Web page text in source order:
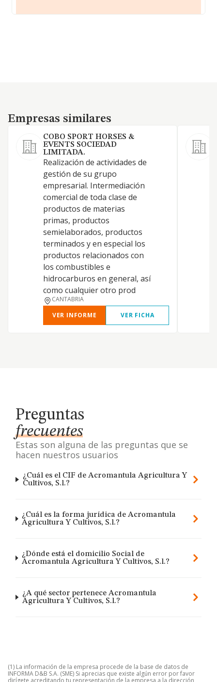
Empresas similares
Empresas similares
COBO SPORT HORSES &
EVENTS SOCIEDAD
LIMITADA.
Realización de actividades de
gestión de su grupo
empresarial. Intermediación
comercial de toda clase de
productos de materias
primas, productos
semielaborados, productos
terminados y en especial los
productos relacionados con
los combustibles e
hidrocarburos en general, así
como cualquier otro prod
CANTABRIA
VER INFORME
VER FICHA
Preguntas
frecuentes
Estas son alguna de las preguntas que se
hacen nuestros usuarios
¿Cuál es el CIF de Acromantula Agricultura Y
Cultivos, S.l.?
¿Cuál es la forma jurídica de Acromantula
Agricultura Y Cultivos, S.l.?
¿Dónde está el domicilio Social de
Acromantula Agricultura Y Cultivos, S.l.?
¿A qué sector pertenece Acromantula
Agricultura Y Cultivos, S.l.?
(1) La información de la empresa procede de la base de datos de
INFORMA D&B S.A. (SME) Si aprecias que existe algún error por favor
dirígete acreditando tu representación de la empresa a la dirección